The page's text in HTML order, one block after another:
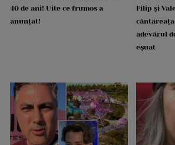
40 de ani! Uite ce frumos a
anunțat!
Filip și
cântăreața
adevărul
eșuat